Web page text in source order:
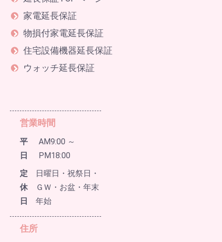
家電延長保証
物損付家電延長保証
住宅設備機器延長保証
ウォッチ延長保証
営業時間
平
日
AM9:00 ～
PM18:00
定
休
日
日曜日・祝祭日・
ＧＷ・お盆・年末
年始
住所